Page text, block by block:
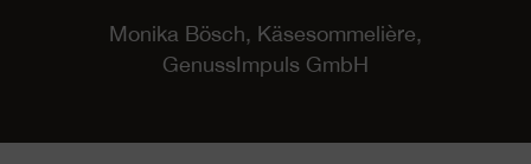
Monika Bösch, Käsesommelière,
GenussImpuls GmbH